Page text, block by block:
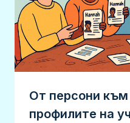
От персони
профилите на